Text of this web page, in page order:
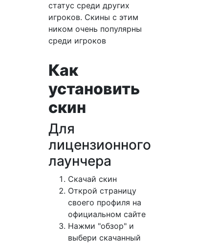
статус среди других
игроков. Скины с этим
ником очень популярны
среди игроков
Как
установить
скин
Для
лицензионного
лаунчера
Cкачай скин
Открой страницу
своего профиля на
официальном сайте
Нажми "обзор" и
выбери скачанный